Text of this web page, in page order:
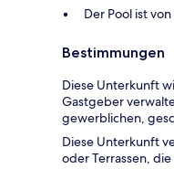
Der Pool ist
Bestimmungen
Diese Unterkunft
Gastgeber
gewerblichen,
Diese Unterkunft
oder Terrassen,